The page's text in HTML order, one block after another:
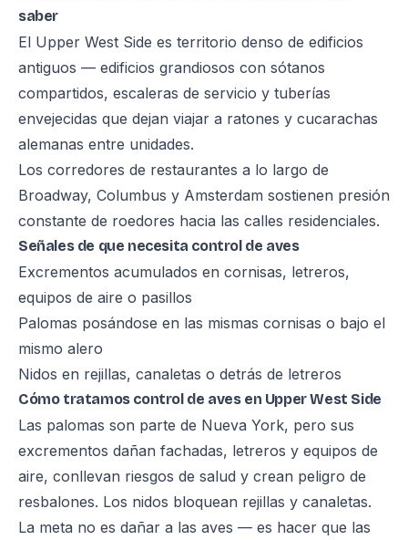
saber
El Upper West Side es territorio denso de edificios
antiguos — edificios grandiosos con sótanos
compartidos, escaleras de servicio y tuberías
envejecidas que dejan viajar a ratones y cucarachas
alemanas entre unidades.
Los corredores de restaurantes a lo largo de
Broadway, Columbus y Amsterdam sostienen presión
constante de roedores hacia las calles residenciales.
Señales de que necesita control de aves
Excrementos acumulados en cornisas, letreros,
equipos de aire o pasillos
Palomas posándose en las mismas cornisas o bajo el
mismo alero
Nidos en rejillas, canaletas o detrás de letreros
Cómo tratamos control de aves en Upper West Side
Las palomas son parte de Nueva York, pero sus
excrementos dañan fachadas, letreros y equipos de
aire, conllevan riesgos de salud y crean peligro de
resbalones. Los nidos bloquean rejillas y canaletas.
La meta no es dañar a las aves — es hacer que las